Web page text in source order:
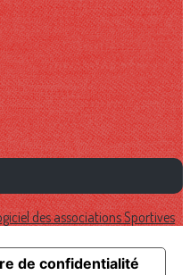
des associations Sportives
de confidentialité